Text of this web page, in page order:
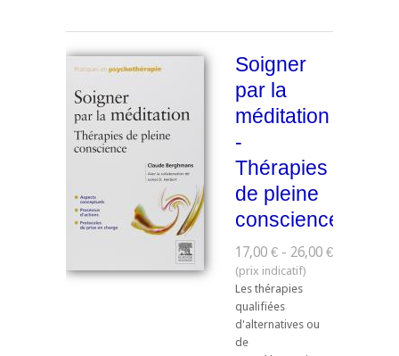
Soigner
par la
méditation
-
Thérapies
de pleine
conscience
17,00 € - 26,00 €
Les thérapies
qualifiées
d'alternatives ou
de